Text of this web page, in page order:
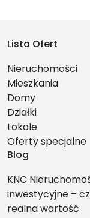
Lista Ofert
Nieruchomości
Mieszkania
Domy
Działki
Lokale
Oferty specjalne
Blog
KNC
inwestycyjne –
realna wartość